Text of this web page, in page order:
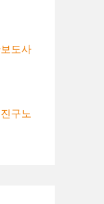
도사
구노